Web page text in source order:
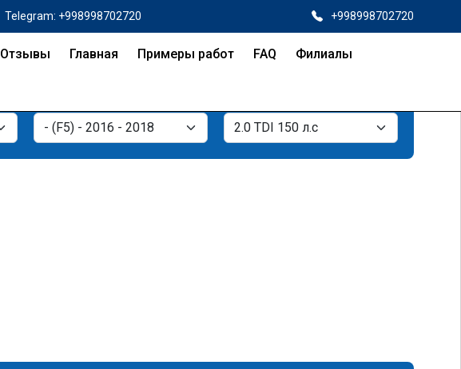
Telegram: +998998702720 +998998702720
Отзывы Главная Примеры работ FAQ Филиалы